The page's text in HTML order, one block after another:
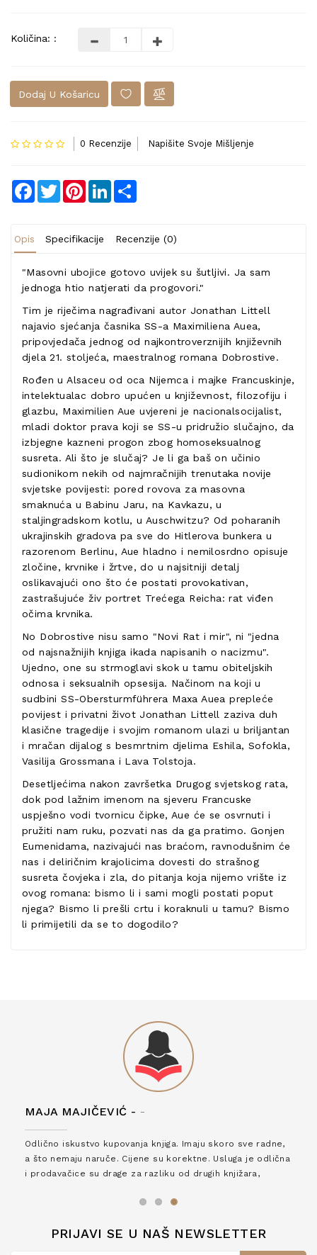
Količina: :
Dodaj U Košaricu
0 Recenzije Napišite Svoje Mišljenje
Facebook
TwitterPinterestLinkedIn
Opis Specifikacije Recenzije (0)
"Masovni ubojice gotovo uvijek su šutljivi. Ja sam
jednoga htio natjerati da progovori."
Tim je riječima nagrađivani autor Jonathan Littell
najavio sjećanja časnika SS-a Maximiliena Auea,
pripovjedača jednog od najkontroverznijih književnih
djela 21. stoljeća, maestralnog romana Dobrostive.
Rođen u Alsaceu od oca Nijemca i majke Francuskinje,
intelektualac dobro upućen u književnost, filozofiju i
glazbu, Maximilien Aue uvjereni je nacionalsocijalist,
mladi doktor prava koji se SS-u pridružio slučajno, da
izbjegne kazneni progon zbog homoseksualnog
susreta. Ali što je slučaj? Je li ga baš on učinio
sudionikom nekih od najmračnijih trenutaka novije
svjetske povijesti: pored rovova za masovna
smaknuća u Babinu Jaru, na Kavkazu, u
staljingradskom kotlu, u Auschwitzu? Od poharanih
ukrajinskih gradova pa sve do Hitlerova bunkera u
razorenom Berlinu, Aue hladno i nemilosrdno opisuje
zločine, krvnike i žrtve, do u najsitniji detalj
oslikavajući ono što će postati provokativan,
zastrašujuće živ portret Trećega Reicha: rat viđen
očima krvnika.
No Dobrostive nisu samo "Novi Rat i mir", ni "jedna
od najsnažnijih knjiga ikada napisanih o nacizmu".
Ujedno, one su strmoglavi skok u tamu obiteljskih
odnosa i seksualnih opsesija. Načinom na koji u
sudbini SS-Obersturmführera Maxa Auea prepleće
povijest i privatni život Jonathan Littell zaziva duh
klasične tragedije i svojim romanom ulazi u briljantan
i mračan dijalog s besmrtnim djelima Eshila, Sofokla,
Vasilija Grossmana i Lava Tolstoja.
Desetljećima nakon završetka Drugog svjetskog rata,
dok pod lažnim imenom na sjeveru Francuske
uspješno vodi tvornicu čipke, Aue će se osvrnuti i
pružiti nam ruku, pozvati nas da ga pratimo. Gonjen
Eumenidama, nazivajući nas braćom, ravnodušnim će
nas i deliričnim krajolicima dovesti do strašnog
susreta čovjeka i zla, do pitanja koja nijemo vrište iz
ovog romana: bismo li i sami mogli postati poput
njega? Bismo li prešli crtu i koraknuli u tamu? Bismo
li primijetili da se to dogodilo?
MAJA MAJIČEVIĆ - -
Odlično iskustvo kupovanja knjiga. Imaju skoro sve radne,
a što nemaju naruče. Cijene su korektne. Usluga je odlična
i prodavačice su drage za razliku od drugih knjižara,
PRIJAVI SE U NAŠ NEWSLETTER